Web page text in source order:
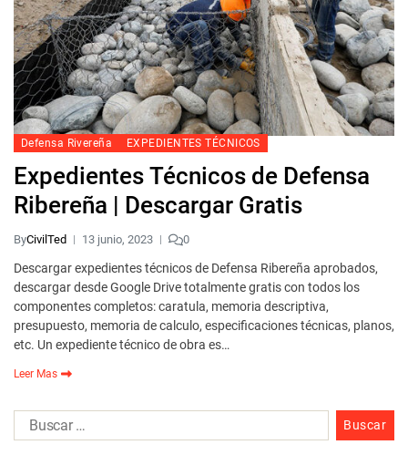
Defensa Rivereña EXPEDIENTES TÉCNICOS
Expedientes Técnicos de Defensa
Ribereña | Descargar Gratis
ByCivilTed 13 junio, 2023 0
Descargar expedientes técnicos de Defensa Ribereña aprobados,
descargar desde Google Drive totalmente gratis con todos los
componentes completos: caratula, memoria descriptiva,
presupuesto, memoria de calculo, especificaciones técnicas, planos,
etc. Un expediente técnico de obra es…
Leer Mas